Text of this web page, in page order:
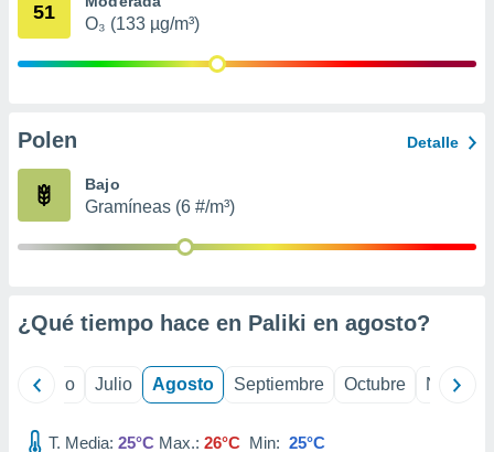
publicidad
de
1199
51
O₃ (133 µg/m³)
Polen Detalle
Bajo
Gramíneas (6 #/m³)
¿Qué tiempo hace en Paliki en agosto?
Junio Julio Agosto Septiembre Octubre
T. Media: 25°C Max.: 26°C Min: 25°C